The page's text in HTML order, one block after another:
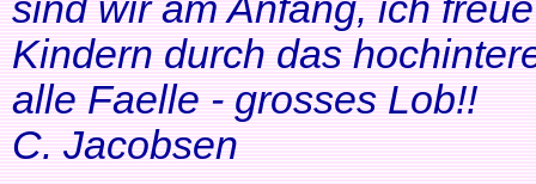
sind wir am Anfang, ich
Kindern durch das
alle Faelle - grosses Lob!!
C. Jacobsen